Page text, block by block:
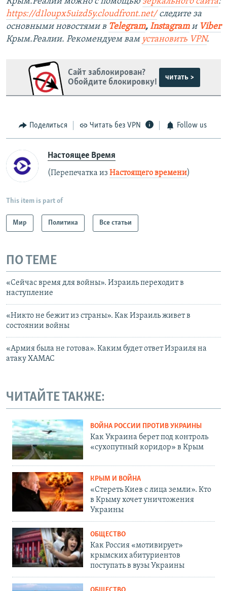
https://d1loupx5uizd5y.cloudfront.net/следите за
основными новостями в Telegram, Instagramи Viber
Крым.Реалии. Рекомендуем вам установить VPN.
Сайт заблокирован?
Обойдите блокировку!
читать >
Поделиться Читать без VPN Follow us
Настоящее Время
(Перепечатка из Настоящего времени)
This item is part of
Мир Политика Все статьи
ПО ТЕМЕ
«Сейчас время для войны». Израиль переходит в
наступление
«Никто не бежит из страны». Как Израиль живет в
состоянии войны
«Армия была не готова». Каким будет ответ Израиля на
атаку ХАМАС
ЧИТАЙТЕ ТАКЖЕ:
ВОЙНА РОССИИ ПРОТИВ УКРАИНЫ
Как Украина берет под контроль
«сухопутный коридор» в Крым
КРЫМ И ВОЙНА
«Стереть Киев с лица земли». Кто
в Крыму хочет уничтожения
Украины
ОБЩЕСТВО
Как Россия «мотивирует»
крымских абитуриентов
поступать в вузы Украины